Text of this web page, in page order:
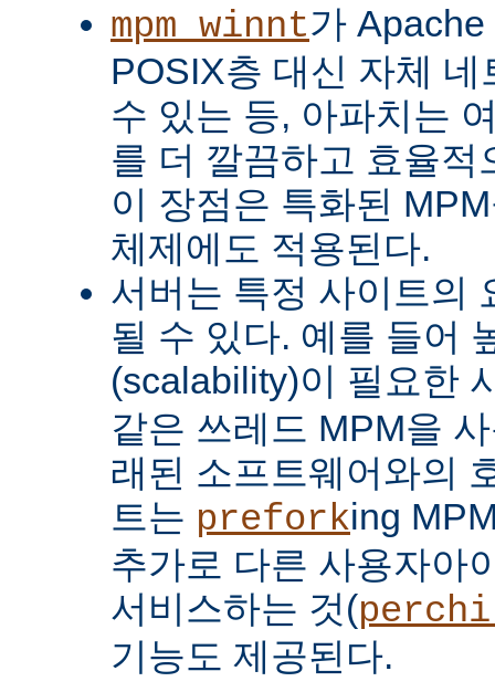
mpm_winnt가
POSIX층 대신 자체
수 있는 등, 아파치는
를 더 깔끔하고 효율적
이 장점은 특화된
체제에도 적용된다.
서버는 특정 사이트의
될 수 있다. 예를 들어
(scalability)이 필요한
같은 쓰레드 MPM을
래된 소프트웨어와의
트는 preforking
추가로 다른 사용자아
서비스하는 것(
기능도 제공된다.